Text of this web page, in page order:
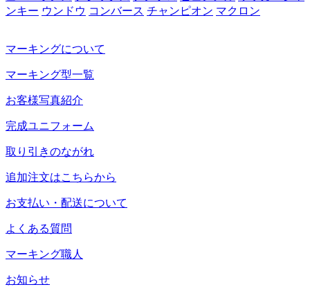
ンキー ウンドウ コンバース チャンピオン マクロン
マーキングについて
マーキング型一覧
お客様写真紹介
完成ユニフォーム
取り引きのながれ
追加注文はこちらから
お支払い・配送について
よくある質問
マーキング職人
お知らせ